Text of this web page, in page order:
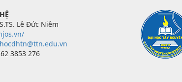
Lê Đức Niêm
3853 276